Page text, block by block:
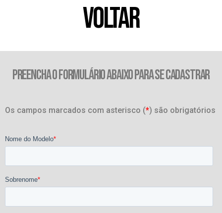
VOLTAR
PREENCHA O FORMULÁRIO ABAIXO PARA SE CADASTRAR
Os campos marcados com asterisco (*) são obrigatórios